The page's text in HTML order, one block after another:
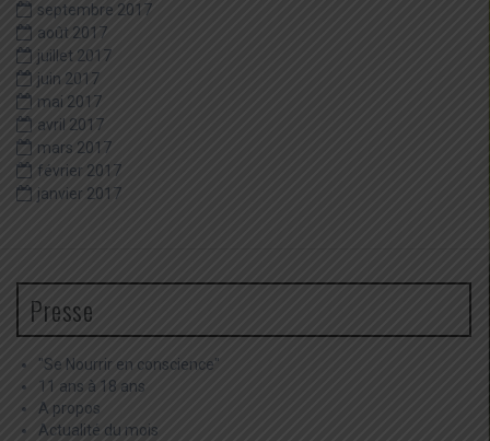
septembre 2017
août 2017
juillet 2017
juin 2017
mai 2017
avril 2017
mars 2017
février 2017
janvier 2017
Presse
"Se Nourrir en conscience"
11 ans à 18 ans
A propos
Actualité du mois